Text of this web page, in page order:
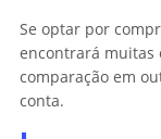
Se optar por
encontrará muitas
comparação em
conta.